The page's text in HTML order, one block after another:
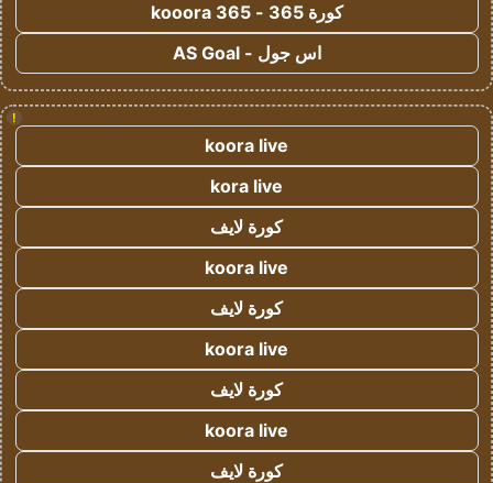
كورة 365 - kooora 365
اس جول - AS Goal
!
koora live
kora live
كورة لايف
koora live
كورة لايف
koora live
كورة لايف
koora live
كورة لايف